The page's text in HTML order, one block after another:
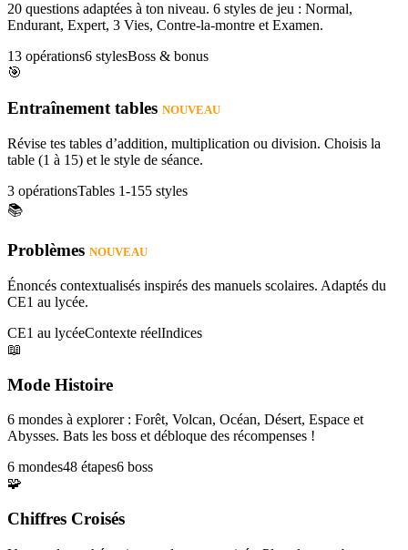
20 questions adaptées à ton niveau. 6 styles de jeu : Normal,
Endurant, Expert, 3 Vies, Contre-la-montre et Examen.
13 opérations6 stylesBoss & bonus
🎯
Entraînement tables NOUVEAU
Révise tes tables d’addition, multiplication ou division. Choisis la
table (1 à 15) et le style de séance.
3 opérationsTables 1-155 styles
📚
Problèmes NOUVEAU
Énoncés contextualisés inspirés des manuels scolaires. Adaptés du
CE1 au lycée.
CE1 au lycéeContexte réelIndices
📖
Mode Histoire
6 mondes à explorer : Forêt, Volcan, Océan, Désert, Espace et
Abysses. Bats les boss et débloque des récompenses !
6 mondes48 étapes6 boss
🧩
Chiffres Croisés